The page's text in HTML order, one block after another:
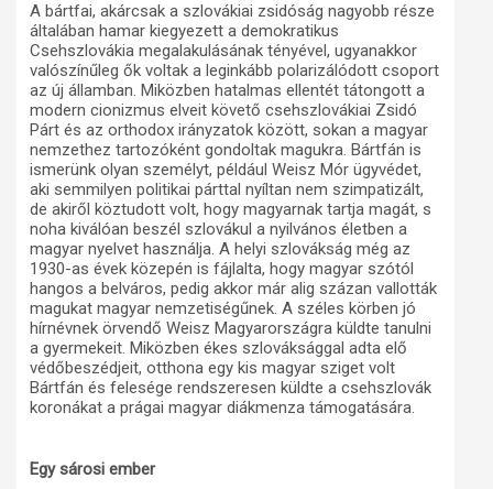
A bártfai, akárcsak a szlovákiai zsidóság nagyobb része
általában hamar kiegyezett a demokratikus
Csehszlovákia megalakulásának tényével, ugyanakkor
valószínűleg ők voltak a leginkább polarizálódott csoport
az új államban. Miközben hatalmas ellentét tátongott a
modern cionizmus elveit követő csehszlovákiai Zsidó
Párt és az orthodox irányzatok között, sokan a magyar
nemzethez tartozóként gondoltak magukra. Bártfán is
ismerünk olyan személyt, például Weisz Mór ügyvédet,
aki semmilyen politikai párttal nyíltan nem szimpatizált,
de akiről köztudott volt, hogy magyarnak tartja magát, s
noha kiválóan beszél szlovákul a nyilvános életben a
magyar nyelvet használja. A helyi szlovákság még az
1930-as évek közepén is fájlalta, hogy magyar szótól
hangos a belváros, pedig akkor már alig százan vallották
magukat magyar nemzetiségűnek. A széles körben jó
hírnévnek örvendő Weisz Magyarországra küldte tanulni
a gyermekeit. Miközben ékes szlováksággal adta elő
védőbeszédjeit, otthona egy kis magyar sziget volt
Bártfán és felesége rendszeresen küldte a csehszlovák
koronákat a prágai magyar diákmenza támogatására.
Egy sárosi ember